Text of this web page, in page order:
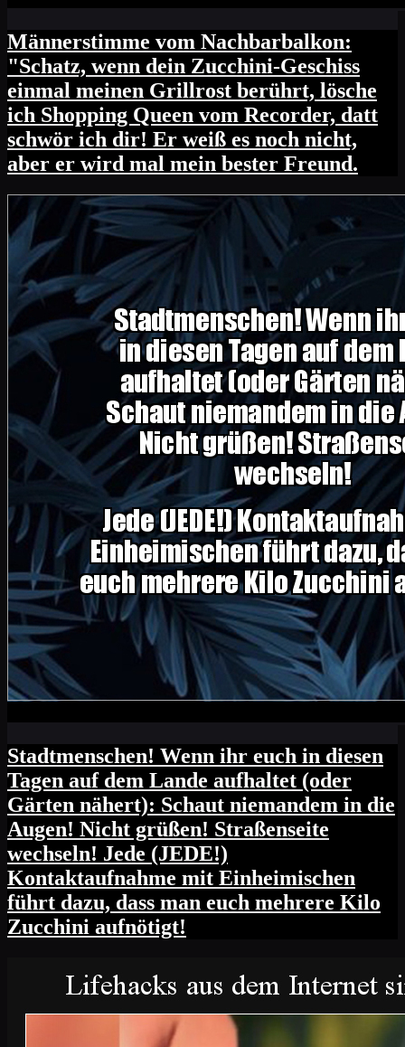
Männerstimme vom Nachbarbalkon:
"Schatz, wenn dein Zucchini-Geschiss
einmal meinen Grillrost berührt, lösche
ich Shopping Queen vom Recorder, datt
schwör ich dir! Er weiß es noch nicht,
aber er wird mal mein bester Freund.
Stadtmenschen! Wenn ihr euch in diesen
Tagen auf dem Lande aufhaltet (oder
Gärten nähert): Schaut niemandem in die
Augen! Nicht grüßen! Straßenseite
wechseln! Jede (JEDE!)
Kontaktaufnahme mit Einheimischen
führt dazu, dass man euch mehrere Kilo
Zucchini aufnötigt!